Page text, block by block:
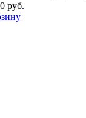
0 руб.